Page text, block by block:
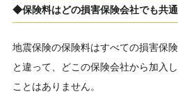
◆保険料はどの損害保険会社でも共
地震保険の保険料はすべての損害保
と違って、どこの保険会社から加入
ことはありません。